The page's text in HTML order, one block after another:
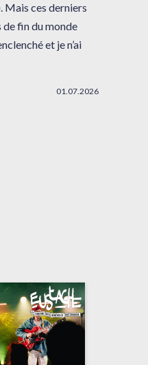
Mais ces derniers
de fin du monde
et je n’ai
01.07.2026